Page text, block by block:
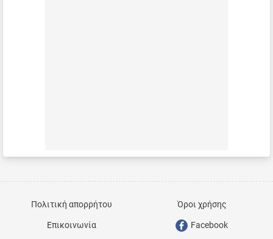
Πολιτική απορρήτου Όροι χρήσης
Επικοινωνία Facebook